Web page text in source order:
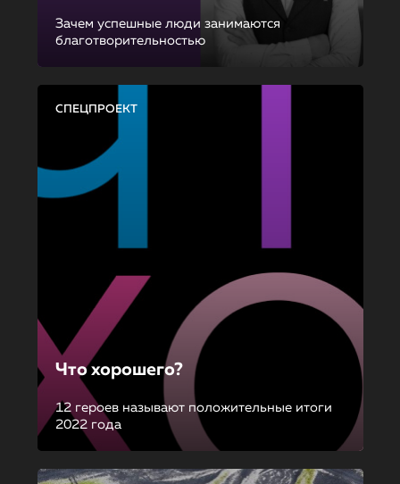
Зачем успешные люди занимаются
благотворительностью
СПЕЦПРОЕКТ
Что хорошего?
12 героев называют положительные итоги
2022 года